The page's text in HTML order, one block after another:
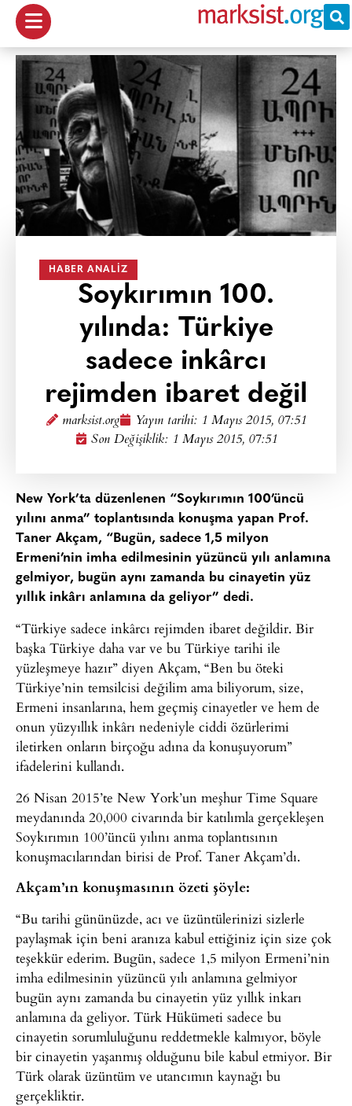
HABER ANALIZ
Soykırımın 100.
yılında: Türkiye
sadece inkârcı
rejimden ibaret değil
marksist.org Yayın tarihi: 1 Mayıs 2015, 07:51
Son Değişiklik: 1 Mayıs 2015, 07:51
New York’ta düzenlenen “Soykırımın 100’üncü
yılını anma” toplantısında konuşma yapan Prof.
Taner Akçam, “Bugün, sadece 1,5 milyon
Ermeni’nin imha edilmesinin yüzüncü yılı anlamına
gelmiyor, bugün aynı zamanda bu cinayetin yüz
yıllık inkârı anlamına da geliyor” dedi.
“Türkiye sadece inkârcı rejimden ibaret değildir. Bir
başka Türkiye daha var ve bu Türkiye tarihi ile
yüzleşmeye hazır” diyen Akçam, “Ben bu öteki
Türkiye’nin temsilcisi değilim ama biliyorum, size,
Ermeni insanlarına, hem geçmiş cinayetler ve hem de
onun yüzyıllık inkârı nedeniyle ciddi özürlerimi
iletirken onların birçoğu adına da konuşuyorum”
ifadelerini kullandı.
26 Nisan 2015’te New York’un meşhur Time Square
meydanında 20,000 civarında bir katılımla gerçekleşen
Soykırımın 100’üncü yılını anma toplantısının
konuşmacılarından birisi de Prof. Taner Akçam’dı.
Akçam’ın konuşmasının özeti şöyle:
“Bu tarihi gününüzde, acı ve üzüntülerinizi sizlerle
paylaşmak için beni aranıza kabul ettiğiniz için size çok
teşekkür ederim. Bugün, sadece 1,5 milyon Ermeni’nin
imha edilmesinin yüzüncü yılı anlamına gelmiyor
bugün aynı zamanda bu cinayetin yüz yıllık inkarı
anlamına da geliyor. Türk Hükümeti sadece bu
cinayetin sorumluluğunu reddetmekle kalmıyor, böyle
bir cinayetin yaşanmış olduğunu bile kabul etmiyor. Bir
Türk olarak üzüntüm ve utancımın kaynağı bu
gerçekliktir.